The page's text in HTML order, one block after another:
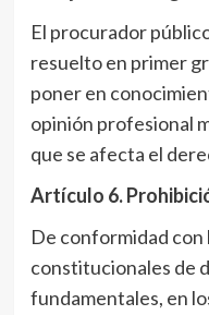
El procurador
resuelto en primer
poner en
opinión profesional
que se afecta el
Artículo 6.
De conformidad con
constitucionales de
fundamentales, en